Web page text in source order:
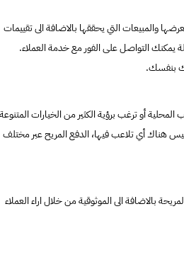
والمبيعات التي يحققها بالاضافة الى تقييمات
يمكنك التواصل على الفور مع خدمة العملاء.
بنفسك.
أو ترغب برؤية الكثير من الخيارات
هناك أي تلاعب فيها، الدفع المريح عبر مختلف
بالاضافة الى الموثوقية من خلال اراء العملاء